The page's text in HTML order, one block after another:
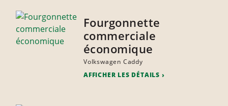
Fourgonnette
commerciale
économique
Volkswagen Caddy
AFFICHER LES DÉTAILS